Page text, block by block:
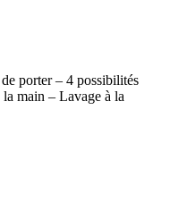
porter – 4 possibilités
main – Lavage à la